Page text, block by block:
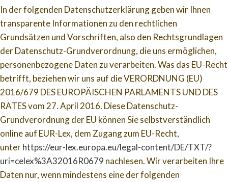
In der folgenden Datenschutzerklärung geben wir Ihnen
transparente Informationen zu den rechtlichen
Grundsätzen und Vorschriften, also den Rechtsgrundlagen
der Datenschutz-Grundverordnung, die uns ermöglichen,
personenbezogene Daten zu verarbeiten. Was das EU-Recht
betrifft, beziehen wir uns auf die VERORDNUNG (EU)
2016/679 DES EUROPÄISCHEN PARLAMENTS UND DES
RATES vom 27. April 2016. Diese Datenschutz-
Grundverordnung der EU können Sie selbstverständlich
online auf EUR-Lex, dem Zugang zum EU-Recht,
unterhttps://eur-lex.europa.eu/legal-content/DE/TXT/?
uri=celex%3A32016R0679 nachlesen. Wir verarbeiten Ihre
Daten nur, wenn mindestens eine der folgenden